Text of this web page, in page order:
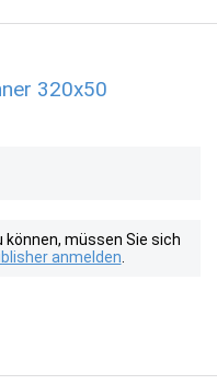
320x50
müssen Sie sich
anmelden